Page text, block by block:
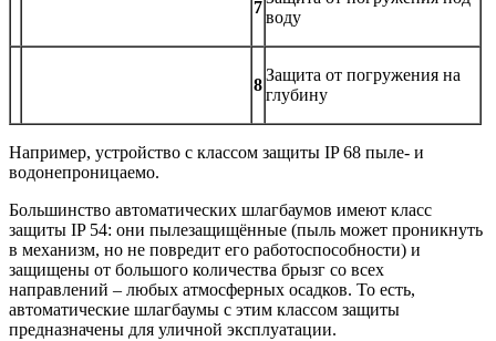
7
воду
8
Защита от погружения на
глубину
Например, устройство с классом защиты IP 68 пыле- и
водонепроницаемо.
Большинство автоматических шлагбаумов имеют класс
защиты IP 54: они пылезащищённые (пыль может проникнуть
в механизм, но не повредит его работоспособности) и
защищены от большого количества брызг со всех
направлений – любых атмосферных осадков. То есть,
автоматические шлагбаумы с этим классом защиты
предназначены для уличной эксплуатации.